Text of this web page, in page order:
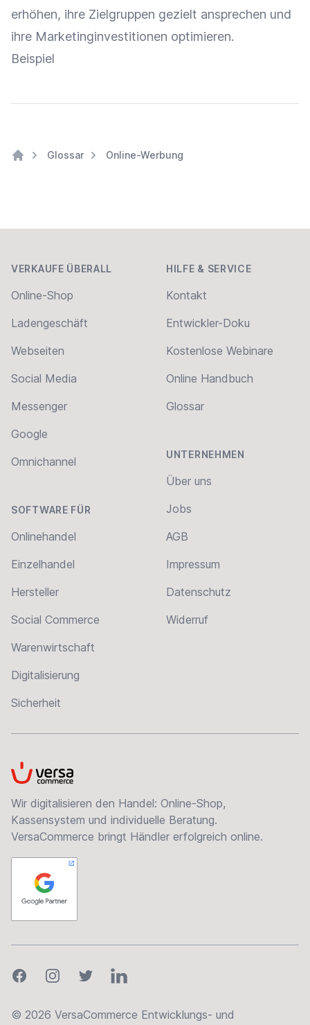
erhöhen, ihre Zielgruppen gezielt ansprechen und
ihre Marketinginvestitionen optimieren.
Beispiel
Glossar Online-Werbung
VERKAUFE ÜBERALL
Online-Shop
Ladengeschäft
Webseiten
Social Media
Messenger
Google
Omnichannel
SOFTWARE FÜR
Onlinehandel
Einzelhandel
Hersteller
Social Commerce
Warenwirtschaft
Digitalisierung
Sicherheit
HILFE & SERVICE
Kontakt
Entwickler-Doku
Kostenlose Webinare
Online Handbuch
Glossar
UNTERNEHMEN
Über uns
Jobs
AGB
Impressum
Datenschutz
Widerruf
VersaCommerce
Wir digitalisieren den Handel: Online-Shop,
Kassensystem und individuelle Beratung.
VersaCommerce bringt Händler erfolgreich online.
FacebookInstagramTwitterLinkedIn
© 2026 VersaCommerce Entwicklungs- und